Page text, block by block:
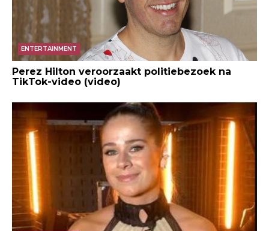
ENTERTAINMENT
Perez Hilton veroorzaakt politiebezoek na
TikTok-video (video)